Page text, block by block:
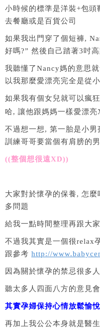
小時候的標準是洋裝+包
去餐廳或是百貨公司
如果我出門穿了個短褲,
好嗎?” 然後自己踏著3吋
我聽懂了Nancy媽的意思
以我那麼愛漂亮完全是從
如果我有個女兒就可以瘋
哈, 讓他跟媽媽一樣愛漂亮
不過想一想, 第一胎是小
訓練哥哥要當個有肩膀的
((整個想很遠XD))
大家對於懷孕的保養, 怎
多問題
給我一點時間整理再跟大
不過我其實是一個很relax
跟參考 http://
因為關於懷孕的禁忌很多
聽太多人四面八方的意見
其實孕婦保持心情放鬆愉
再加上我公公本身就是醫